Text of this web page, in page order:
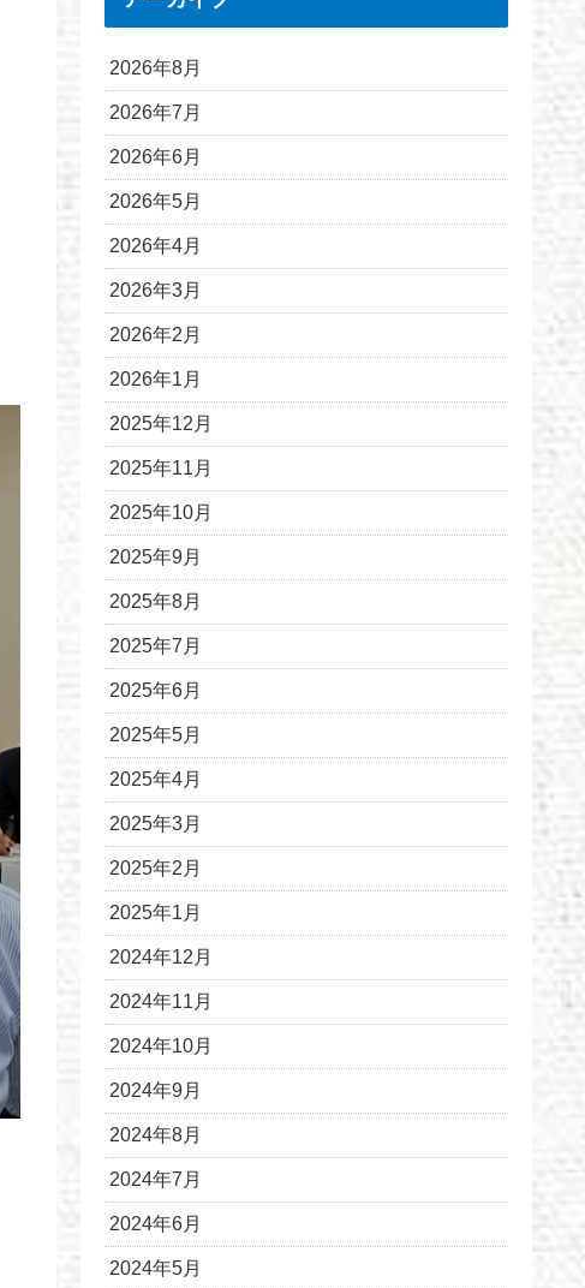
2026年8月
2026年7月
2026年6月
2026年5月
2026年4月
2026年3月
2026年2月
2026年1月
2025年12月
2025年11月
2025年10月
2025年9月
2025年8月
2025年7月
2025年6月
2025年5月
2025年4月
2025年3月
2025年2月
2025年1月
2024年12月
2024年11月
2024年10月
2024年9月
2024年8月
2024年7月
2024年6月
2024年5月